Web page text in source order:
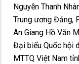
Nguyễn Thanh
Trung ương Đảng,
An Giang Hồ Văn
Đại biểu Quốc hội
MTTQ Việt Nam